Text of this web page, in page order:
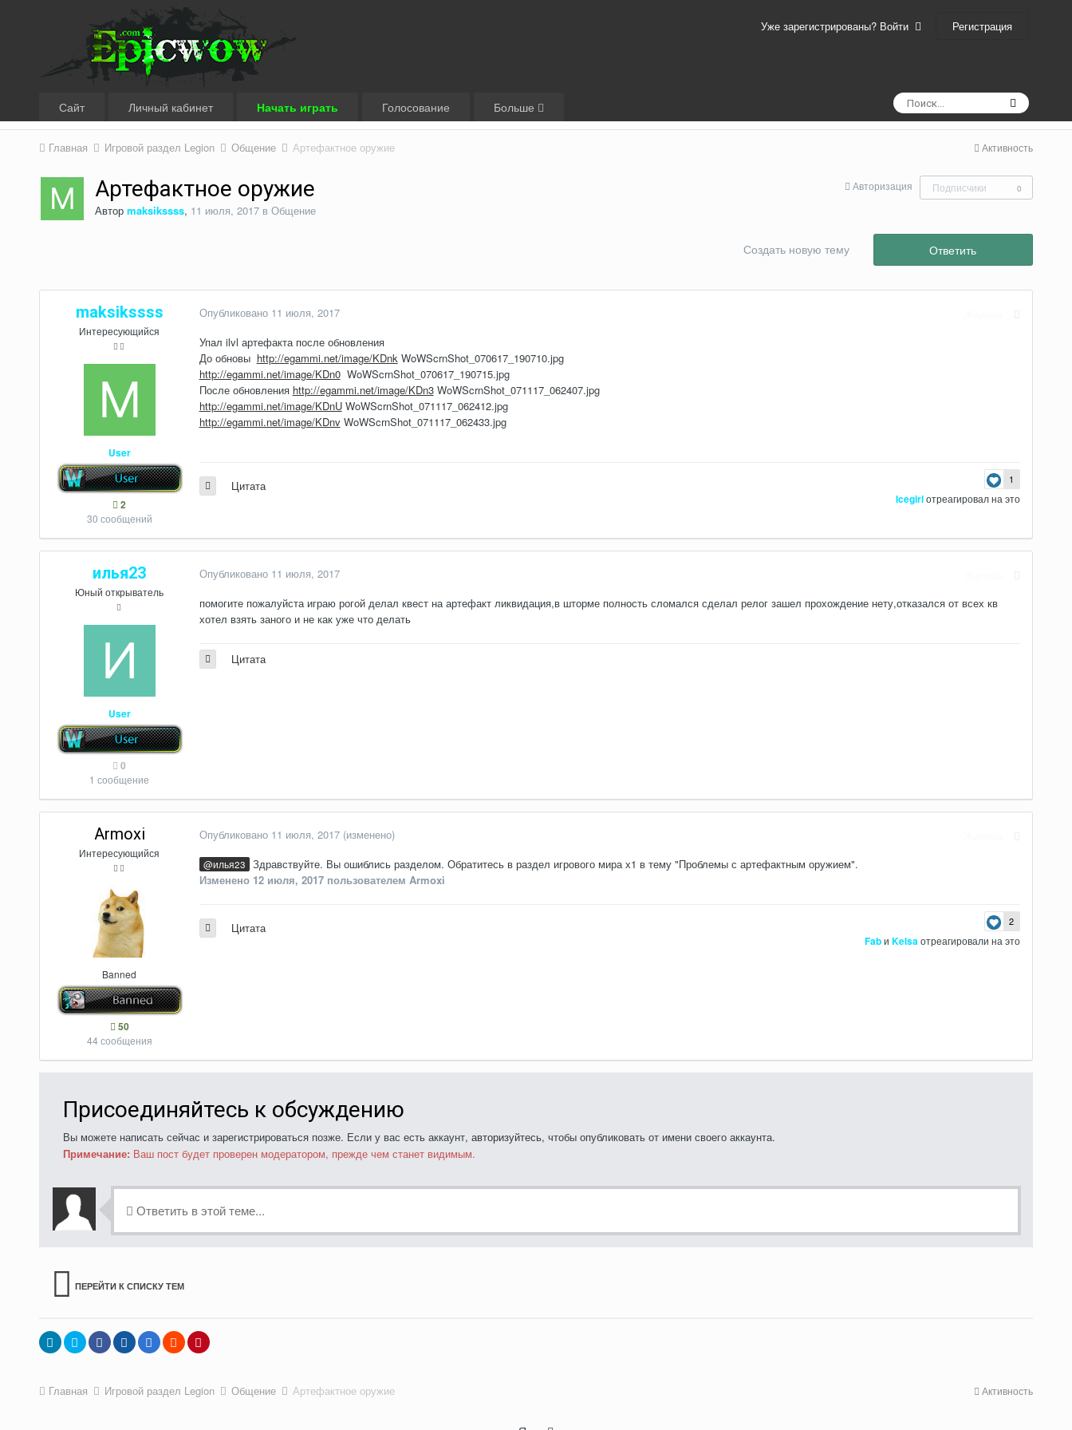
Уже зарегистрированы? Войти Регистрация
Сайт Личный кабинет Начать играть Голосование Больше
Активность
Главная Игровой раздел Legion Общение Артефактное оружие
Авторизация Подписчики 0
Артефактное оружие
Автор maksikssss, 11 июля, 2017в Общение
Ответить
Создать новую тему
maksikssss
Интересующийся
User
2
30 сообщений
Опубликовано 11 июля, 2017
Упал ilvl артефакта после обновления
До обновы http://egammi.net/image/KDnkWoWScrnShot_070617_190710.jpg
http://egammi.net/image/KDn0WoWScrnShot_070617_190715.jpg
После обновления http://egammi.net/image/KDn3WoWScrnShot_071117_062407.jpg
http://egammi.net/image/KDnUWoWScrnShot_071117_062412.jpg
http://egammi.net/image/KDnvWoWScrnShot_071117_062433.jpg
1
Icegirlотреагировал на это
Цитата
илья23
Юный открыватель
User
0
1 сообщение
Опубликовано 11 июля, 2017
помогите пожалуйста играю рогой делал квест на артефакт ликвидация,в шторме полность сломался сделал релог зашел прохождение нету,отказался от всех кв
хотел взять заного и не как уже что делать
Цитата
Armoxi
Интересующийся
Banned
50
44 сообщения
Опубликовано 11 июля, 2017 (изменено)
@илья23 Здравствуйте. Вы ошиблись разделом. Обратитесь в раздел игрового мира х1 в тему "Проблемы с артефактным оружием".
Изменено 12 июля, 2017пользователем Armoxi
2
Fabи Kelsa отреагировали на это
Цитата
Присоединяйтесь к обсуждению
Вы можете написать сейчас и зарегистрироваться позже. Если у вас есть аккаунт, авторизуйтесь, чтобы опубликовать от имени своего аккаунта.
Примечание: Ваш пост будет проверен модератором, прежде чем станет видимым.
Ответить в этой теме...
ПЕРЕЙТИ К СПИСКУ ТЕМ
Активность
Главная Игровой раздел Legion Общение Артефактное оружие